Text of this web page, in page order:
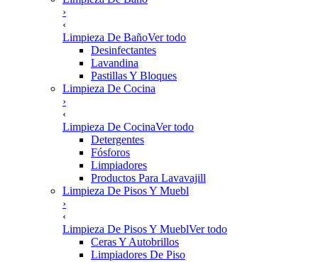
›
‹
Limpieza De BañoVer todo
Desinfectantes
Lavandina
Pastillas Y Bloques
Limpieza De Cocina
›
‹
Limpieza De CocinaVer todo
Detergentes
Fósforos
Limpiadores
Productos Para Lavavajill
Limpieza De Pisos Y Muebl
›
‹
Limpieza De Pisos Y MueblVer todo
Ceras Y Autobrillos
Limpiadores De Piso